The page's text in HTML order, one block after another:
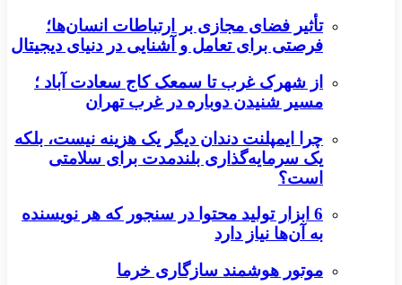
تأثیر فضای مجازی بر ارتباطات انسان‌ها؛
فرصتی برای تعامل و آشنایی در دنیای دیجیتال
از شهرک غرب تا سمعک کاج سعادت آباد ؛
مسیر شنیدن دوباره در غرب تهران
چرا ایمپلنت دندان دیگر یک هزینه نیست، بلکه
یک سرمایه‌گذاری بلندمدت برای سلامتی
است؟
6 ابزار تولید محتوا در سنجور که هر نویسنده
به آن‌ها نیاز دارد
موتور هوشمند سازگاری خرما